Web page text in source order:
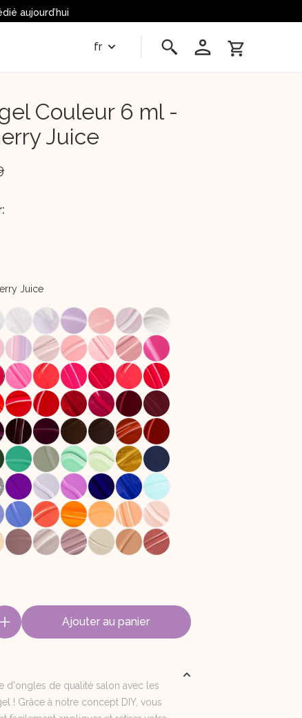
aujourd’hui
fr
Couleur 6 ml -
Juice
Juice
Ajouter au panier
d'ongles de qualité salon avec les
! Grâce à notre concept DIY, vous